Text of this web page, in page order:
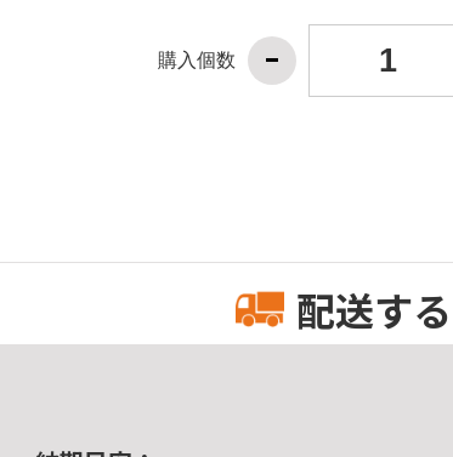
購入個数
配送する